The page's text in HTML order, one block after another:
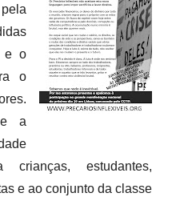
r
e
c
a
r
i
o
e o
o
a
estudantes,
e ao conjunto da classe